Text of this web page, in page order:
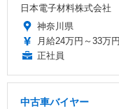
日本電子材料株式会社
神奈川県
月給24万円～33万円
正社員
中古車バイヤー